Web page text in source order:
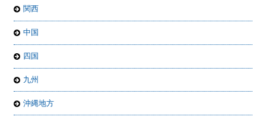
関西
中国
四国
九州
沖縄地方